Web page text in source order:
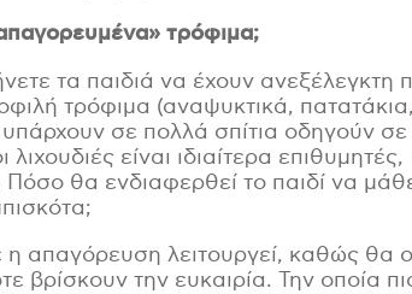
τρόφιμα;
τα παιδιά να έχουν
τρόφιμα (αναψυκτικά,
υπάρχουν σε πολλά σπίτια οδηγούν
λιχουδιές είναι ιδιαίτερα
Πόσο θα ενδιαφερθεί το παιδί να
απαγόρευση λειτουργεί, καθώς θα
βρίσκουν την ευκαιρία. Την οποία